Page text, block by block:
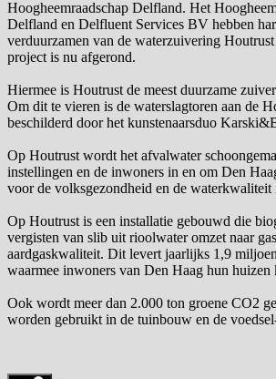
Hoogheemraadschap Delfland. Het
Delfland en Delfluent Services BV hebben
verduurzamen van de waterzuivering
project is nu afgerond.
Hiermee is Houtrust de meest duurzame
Om dit te vieren is de waterslagtoren aan de
beschilderd door het kunstenaarsduo
Op Houtrust wordt het afvalwater
instellingen en de inwoners in en om Den
voor de volksgezondheid en de waterkwaliteit
Op Houtrust is een installatie gebouwd die
vergisten van slib uit rioolwater omzet naar
aardgaskwaliteit. Dit levert jaarlijks 1,9
waarmee inwoners van Den Haag hun huizen
Ook wordt meer dan 2.000 ton groene CO2
worden gebruikt in de tuinbouw en de